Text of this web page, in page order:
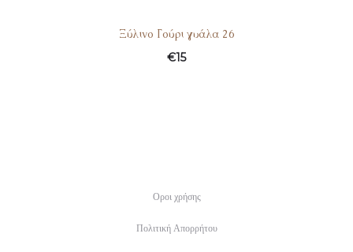
Ξύλινο Γούρι γυάλα 26
€15
Οροι χρήσης
Πολιτική Απορρήτου